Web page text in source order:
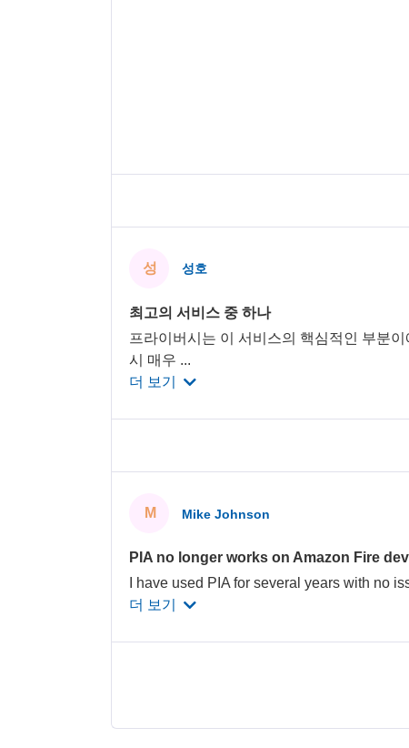
성 성호
최고의 서비스 중 하나
프라이버시는 이 서비스의 핵심적인 부분
시 매우 ...
더 보기
M Mike Johnson
PIA no longer works on Amazon Fire
I have used PIA for several years with no
더 보기